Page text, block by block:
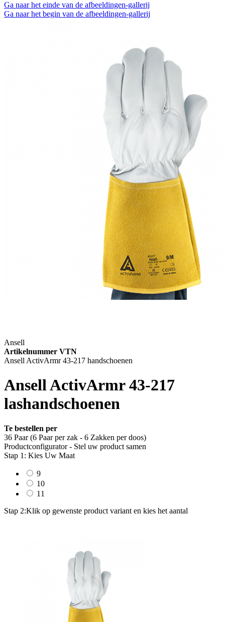
Ga naar het einde van de afbeeldingen-gallerij
Ga naar het begin van de afbeeldingen-gallerij
Ansell
Artikelnummer VTN
Ansell ActivArmr 43-217 handschoenen
Ansell ActivArmr 43-217
lashandschoenen
Te bestellen per
36 Paar (6 Paar per zak - 6 Zakken per doos)
Productconfigurator - Stel uw product samen
Stap 1: Kies Uw Maat
9
10
11
Stap 2:Klik op gewenste product variant en kies het aantal